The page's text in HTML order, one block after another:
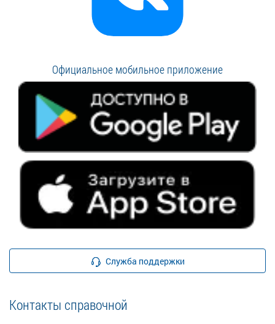
Официальное мобильное приложение
Служба поддержки
Контакты справочной